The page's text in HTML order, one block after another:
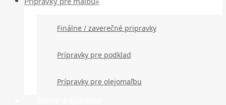
Finálne / zaverečné pripravky
Prípravky pre podklad
Prípravky pre olejomaľbu